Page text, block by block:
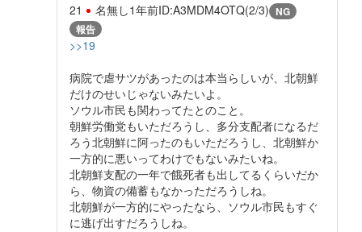
21 名無し1年前ID:A3MDM4OTQ(2/3) NG
報告
>>19
病院で虐サツがあったのは本当らしいが、北朝鮮
だけのせいじゃないみたいよ。
ソウル市民も関わってたとのこと。
朝鮮労働党もいただろうし、多分支配者になるだ
ろう北朝鮮に阿ったのもいただろうし、北朝鮮か
一方的に悪いってわけでもないみたいね。
北朝鮮支配の一年で餓死者も出してるくらいだか
ら、物資の備蓄もなかっただろうしね。
北朝鮮が一方的にやったなら、ソウル市民もすぐ
に逃げ出すだろうしね。